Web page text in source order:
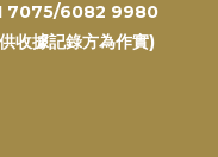
7075/6082 9980
收據記錄方為作實)